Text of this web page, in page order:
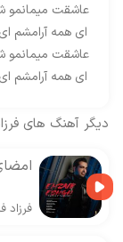
عاشقت میمانمو
ای همه آرامشم
عاشقت میمانمو
ای همه آرامشم
دیگر آهنگ های
فرزاد